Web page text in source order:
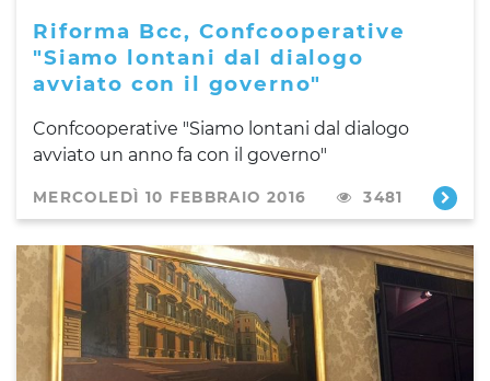
Riforma Bcc, Confcooperative
"Siamo lontani dal dialogo
avviato con il governo"
Confcooperative "Siamo lontani dal dialogo
avviato un anno fa con il governo"
MERCOLEDÌ 10 FEBBRAIO 2016 3481